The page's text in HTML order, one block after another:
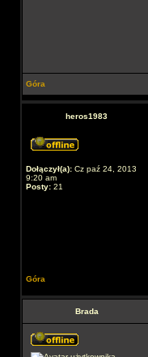
Góra
heros1983
Dołączył(a): Cz paź 24, 2013
9:20 am
Posty: 21
Góra
Brada